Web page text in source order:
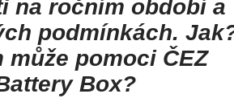
na ročním období a
podmínkách.
může pomoci ČEZ
Box?